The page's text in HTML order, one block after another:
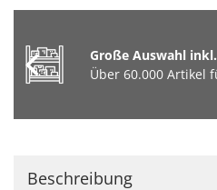
Große Auswahl
Über 60.000 Artikel
Beschreibung